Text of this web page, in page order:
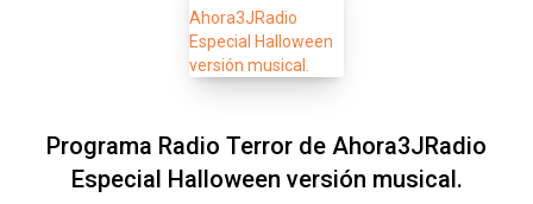
Programa Radio Terror de Ahora3JRadio
Especial Halloween versión musical.